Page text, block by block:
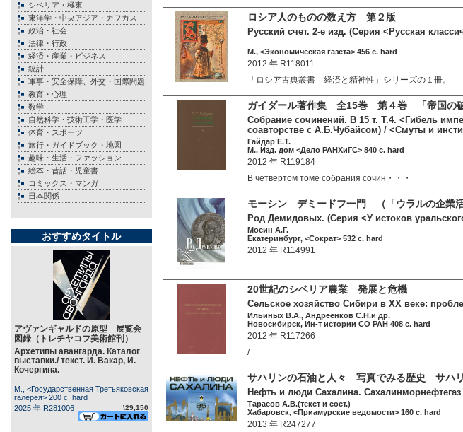
シベリア・極東
東洋学・中央アジア・カフカス
政治・社会
法律・行政
経済・産業・ビジネス
統計
軍事・安全保障、外交・国際問題
教育・心理
数学
自然科学・技術工学・医学
体育・スポーツ
旅行・ガイドブック・地図
趣味・生活・ファッション
絵本・昔話・児童書
コミックス・マンガ
日本関係
おすすめタイトル
アヴァンギャルドの原型 展覧会
図録（トレチヤコフ美術館刊）
Архетипы авангарда. Каталог
выставки./ текст. И. Вакар, И.
Кочергина.
М., <Государственная Третьяковская
галерея> 200 c. hard
2025 年 R281006
\29,150
ロシア人のものの数え方 第２版
Русский счет. 2-е изд. (Серия <Русская
М., <Экономическая газета> 456 c. hard
2012 年 R118011
「ロシア古典叢書 経済と精神性」シリーズの１冊。
ガイダール著作集 全15巻 第４巻 「帝国の
Собрание сочинений. В 15 т. Т.4. <Гибель
соавторстве с А.Б.Чубайсом) / <Смуты и
Гайдар Е.Т.
М., Изд. дом <Дело РАНХиГС> 840 c. hard
2012 年 R119184
В четвертом томе собрания сочин・・・
モーシン デミードフ一門 （「ウラルの企業活
Род Демидовых. (Серия <У истоков
Мосин А.Г.
Екатеринбург, <Сократ> 532 c. hard
2012 年 R114991
20世紀のシベリア農業 発展と危機
Сельское хозяйство Сибири в ХХ веке:
Ильиных В.А., Андреенков С.Н.и др.
Новосибирск, Ин-т истории СО РАН 408 c. hard
2012 年 R117266
/
サハリンの石油と人々 写真でみる歴史 サハ
Нефть и люди Сахалина.
Тарасов А.В.(текст и сост.)
Хабаровск, <Приамурские ведомости> 160 c. hard
2013 年 R247277